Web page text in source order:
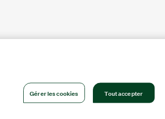
Gérer les cookies Tout accepter